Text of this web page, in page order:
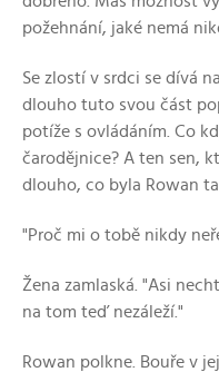
požehnání, jaké nemá
Se zlostí v srdci se dívá
dlouho tuto svou část
potíže s ovládáním. Co
čarodějnice? A ten sen,
dlouho, co byla Rowan
"Proč mi o tobě nikdy
Žena zamlaská. "Asi
na tom teď nezáleží."
Rowan polkne. Bouře v